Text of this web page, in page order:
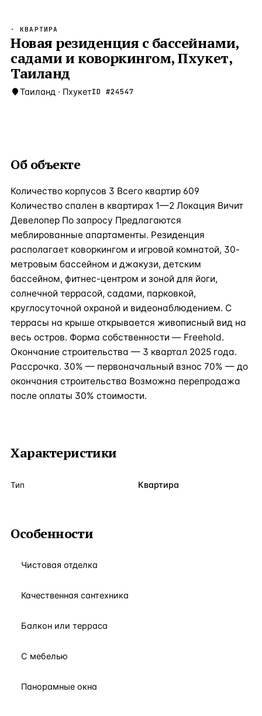
Новороссийск —Локация
Стамбул —Локация Турция · 2
· КВАРТИРА
Новая резиденция с бассейнами,
садами и коворкингом, Пхукет,
Таиланд
Таиланд · ПхукетID #24547
Об объекте
Количество корпусов 3 Всего квартир 609
Количество спален в квартирах 1—2 Локация Вичит
Девелопер По запросу Предлагаются
меблированные апартаменты. Резиденция
располагает коворкингом и игровой комнатой, 30-
метровым бассейном и джакузи, детским
бассейном, фитнес-центром и зоной для йоги,
солнечной террасой, садами, парковкой,
круглосуточной охраной и видеонаблюдением. С
террасы на крыше открывается живописный вид на
весь остров. Форма собственности — Freehold.
Окончание строительства — 3 квартал 2025 года.
Рассрочка. 30% — первоначальный взнос 70% — до
окончания строительства Возможна перепродажа
после оплаты 30% стоимости.
Характеристики
Тип Квартира
Особенности
Чистовая отделка
Качественная сантехника
Балкон или терраса
С мебелью
Панорамные окна